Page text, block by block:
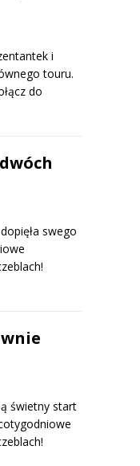
i
touru.
do
swego
świetny start